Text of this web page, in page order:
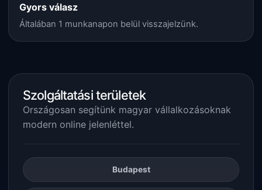
Gyors válasz
Általában 1 munkanapon belül visszajelzünk.
Szolgáltatási területek
Országosan segítünk magyar vállalkozásoknak
modern online jelenléttel.
Budapest